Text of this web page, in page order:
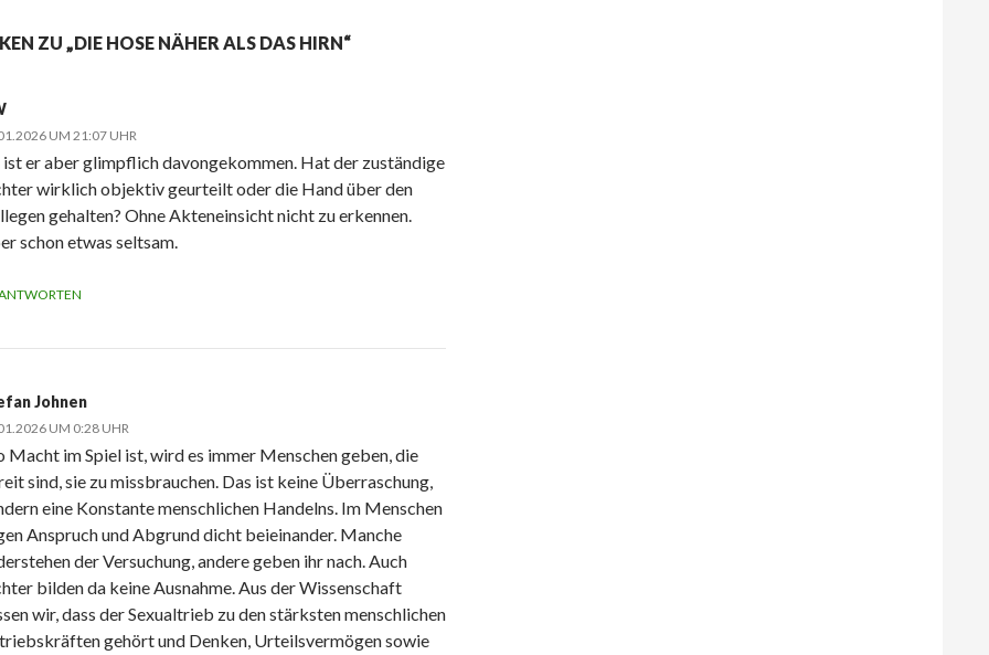
ZU „DIE HOSE NÄHER ALS DAS HIRN“
UM 21:07 UHR
ist er aber glimpflich davongekommen. Hat der zuständige
wirklich objektiv geurteilt oder die Hand über den
gehalten? Ohne Akteneinsicht nicht zu erkennen.
schon etwas seltsam.
Johnen
UM 0:28 UHR
Macht im Spiel ist, wird es immer Menschen geben, die
sind, sie zu missbrauchen. Das ist keine Überraschung,
eine Konstante menschlichen Handelns. Im Menschen
Anspruch und Abgrund dicht beieinander. Manche
der Versuchung, andere geben ihr nach. Auch
bilden da keine Ausnahme. Aus der Wissenschaft
wir, dass der Sexualtrieb zu den stärksten menschlichen
gehört und Denken, Urteilsvermögen sowie